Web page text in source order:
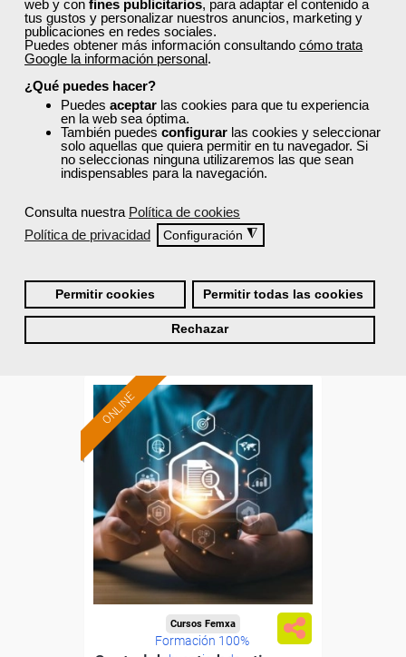
web y con fines publicitarios, para adaptar el contenido a
tus gustos y personalizar nuestros anuncios, marketing y
publicaciones en redes sociales.
Puedes obtener más información consultando cómo trata
Google la información personal.
¿Qué puedes hacer?
Puedes aceptar las cookies para que tu experiencia
en la web sea óptima.
También puedes configurar las cookies y seleccionar
solo aquellas que quiera permitir en tu navegador. Si
no seleccionas ninguna utilizaremos las que sean
indispensables para la navegación.
Consulta nuestra Política de cookies
Política de privacidad
Configuración ◮
Permitir cookies Permitir todas las cookies
Rechazar
Formación 100%
subvencionada.
Para desempleados,
trabajadores y autónomos.
Sector
-Administración.
Control de metodos y tiempos
en procesos
30 horas
Online (toda España)
Ver curso
1 22
ONLINE
Formación 100%
Cursos Femxa